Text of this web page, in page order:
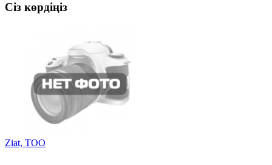
Сіз көрдіңіз
Ziat, ТОО